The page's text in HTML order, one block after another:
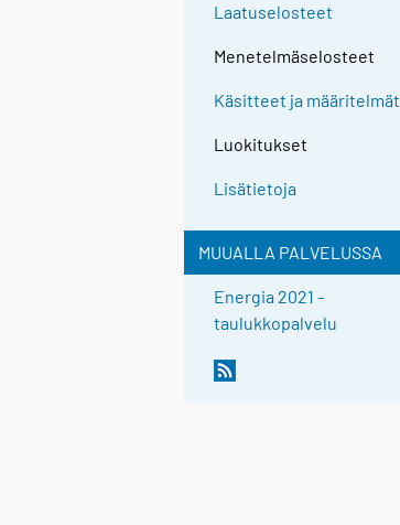
Laatuselosteet
Menetelmäselosteet
Käsitteet ja määritelmät
Luokitukset
Lisätietoja
MUUALLA PALVELUSSA
Energia 2021 -
taulukkopalvelu